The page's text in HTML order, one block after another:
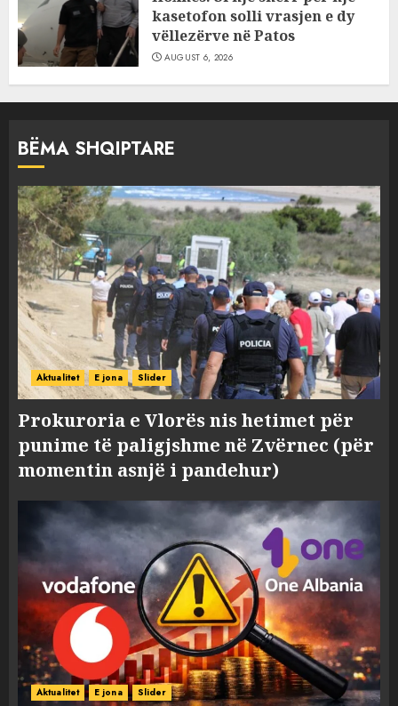
kasetofon solli vrasjen e dy
vëllezërve në Patos
AUGUST 6, 2026
BËMA SHQIPTARE
Aktualitet E jona Slider
Prokuroria e Vlorës nis hetimet për
punime të paligjshme në Zvërnec (për
momentin asnjë i pandehur)
Aktualitet E jona Slider